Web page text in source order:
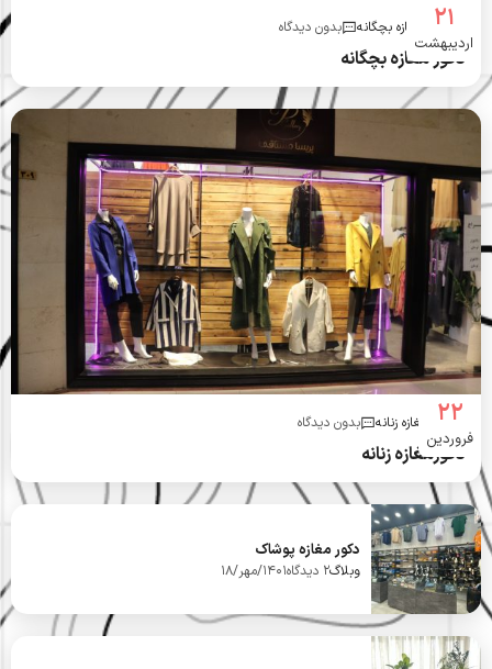
21
اردیبهشت
دکور مغازه بچگانه بدون دیدگاه
دکور مغازه بچگانه
22
فروردین
دکورمغازه زنانه بدون دیدگاه
دکورمغازه زنانه
دکور مغازه پوشاک
وبلاگ2 دیدگاه 1401/مهر/18